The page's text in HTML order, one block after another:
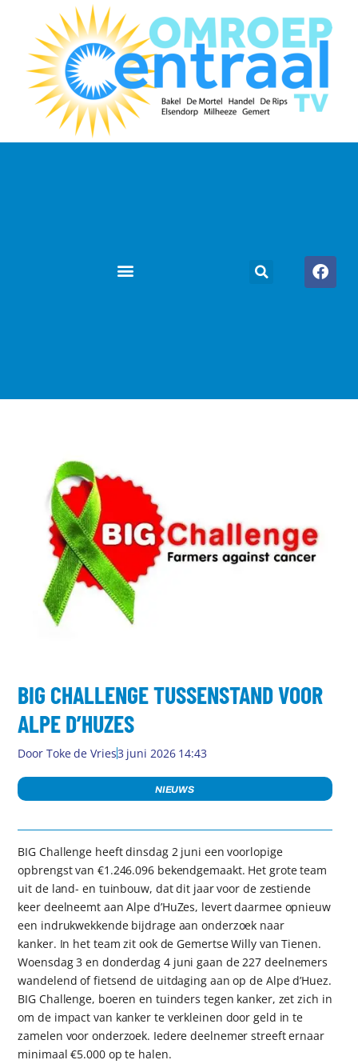
BIG CHALLENGE TUSSENSTAND VOOR
ALPE D’HUZES
Door Toke de Vries3 juni 2026 14:43
NIEUWS
BIG Challenge heeft dinsdag 2 juni een voorlopige
opbrengst van €1.246.096 bekendgemaakt. Het grote team
uit de land- en tuinbouw, dat dit jaar voor de zestiende
keer deelneemt aan Alpe d’HuZes, levert daarmee opnieuw
een indrukwekkende bijdrage aan onderzoek naar
kanker. In het team zit ook de Gemertse Willy van Tienen.
Woensdag 3 en donderdag 4 juni gaan de 227 deelnemers
wandelend of fietsend de uitdaging aan op de Alpe d’Huez.
BIG Challenge, boeren en tuinders tegen kanker, zet zich in
om de impact van kanker te verkleinen door geld in te
zamelen voor onderzoek. Iedere deelnemer streeft ernaar
minimaal €5.000 op te halen.